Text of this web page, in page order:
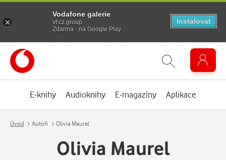
E-knihy Audioknihy E-magazíny Aplikace
Úvod Autoři Olivia Maurel
Olivia Maurel
Vodafone galerie
vf.cz.group
Zdarma - na Google Play
Instalovat